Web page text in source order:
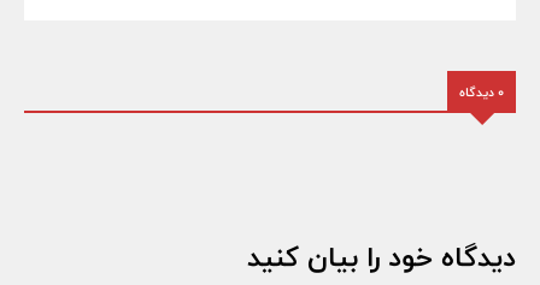
0 دیدگاه
دیدگاه خود را بیان کنید